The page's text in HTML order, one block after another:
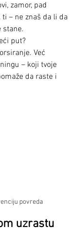
zamor, pad
– ne znaš da li da
stane.
put?
Već
– koji tvoje
da raste i
povreda
uzrastu